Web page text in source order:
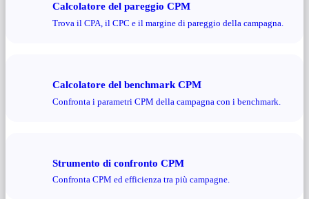
Calcolatore del pareggio CPM
Trova il CPA, il CPC e il margine di pareggio della campagna.
Calcolatore del benchmark CPM
Confronta i parametri CPM della campagna con i benchmark.
Strumento di confronto CPM
Confronta CPM ed efficienza tra più campagne.